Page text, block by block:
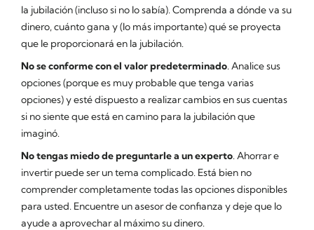
la jubilación (incluso si no lo sabía). Comprenda a dónde va su
dinero, cuánto gana y (lo más importante) qué se proyecta
que le proporcionará en la jubilación.
No se conforme con el valor predeterminado. Analice sus
opciones (porque es muy probable que tenga varias
opciones) y esté dispuesto a realizar cambios en sus cuentas
si no siente que está en camino para la jubilación que
imaginó.
No tengas miedo de preguntarle a un experto. Ahorrar e
invertir puede ser un tema complicado. Está bien no
comprender completamente todas las opciones disponibles
para usted. Encuentre un asesor de confianza y deje que lo
ayude a aprovechar al máximo su dinero.